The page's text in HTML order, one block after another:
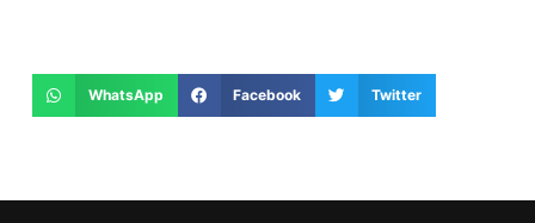
WhatsApp Facebook Twitter